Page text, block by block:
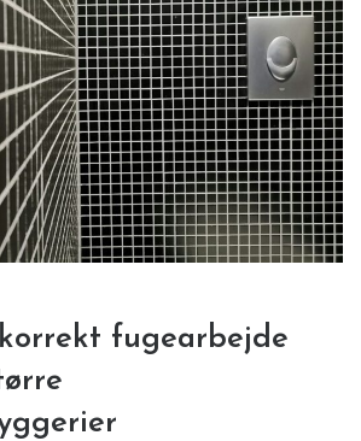
fugearbejde